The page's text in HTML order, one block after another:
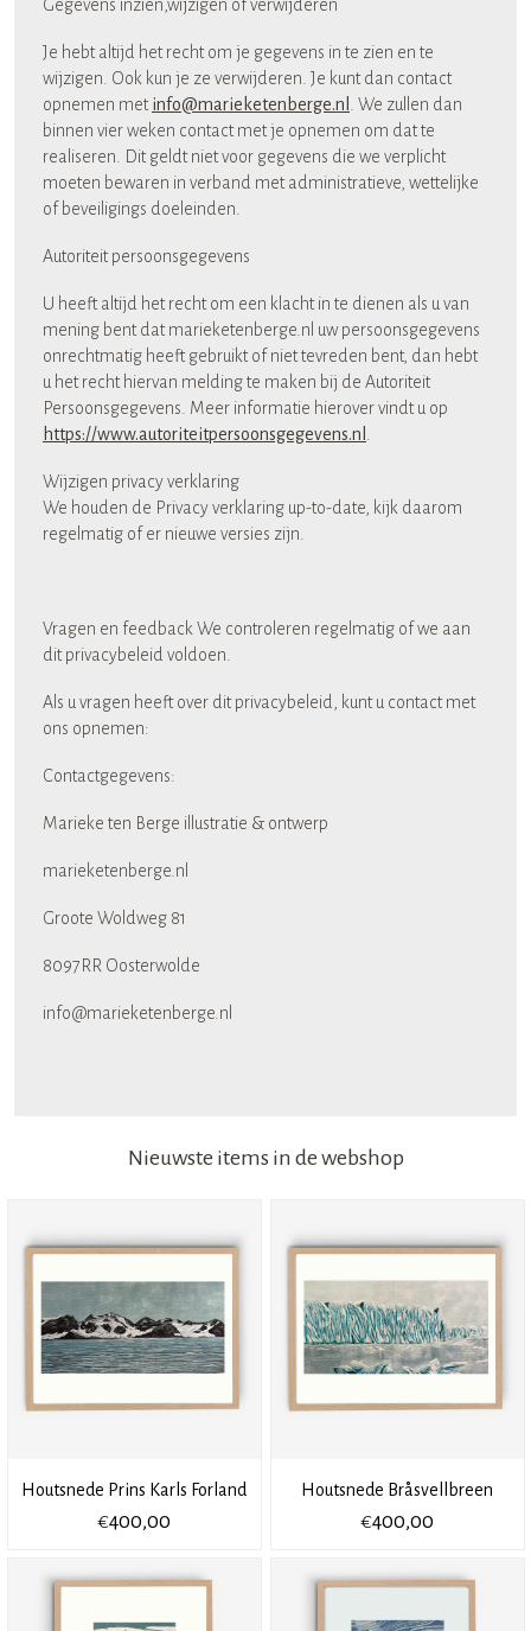
Gegevens inzien,wijzigen of verwijderen
Je hebt altijd het recht om je gegevens in te zien en te
wijzigen. Ook kun je ze verwijderen. Je kunt dan contact
opnemen metinfo@marieketenberge.nl
. We zullen dan
binnen vier weken contact met je opnemen om dat te
realiseren. Dit geldt niet voor gegevens die we verplicht
moeten bewaren in verband met administratieve, wettelijke
of beveiligings doeleinden.
Autoriteit persoonsgegevens
U heeft altijd het recht om een klacht in te dienen als u van
mening bent dat marieketenberge.nl uw persoonsgegevens
onrechtmatig heeft gebruikt of niet tevreden bent, dan hebt
u het recht hiervan melding te maken bij de Autoriteit
Persoonsgegevens. Meer informatie hierover vindt u op
https://www.autoriteitpersoonsgegevens.nl
Wijzigen privacy verklaring
We houden de Privacy verklaring up-to-date, kijk daarom
regelmatig of er nieuwe versies zijn.
Vragen en feedback We controleren regelmatig of we aan
dit privacybeleid voldoen.
Als u vragen heeft over dit privacybeleid, kunt u contact met
ons opnemen:
Contactgegevens:
Marieke ten Berge illustratie & ontwerp
marieketenberge.nl
Groote Woldweg 81
8097RR Oosterwolde
info@marieketenberge.nl
Nieuwste items in de webshop
Houtsnede Prins Karls Forland
€400,00
Houtsnede Bråsvellbreen
€400,00